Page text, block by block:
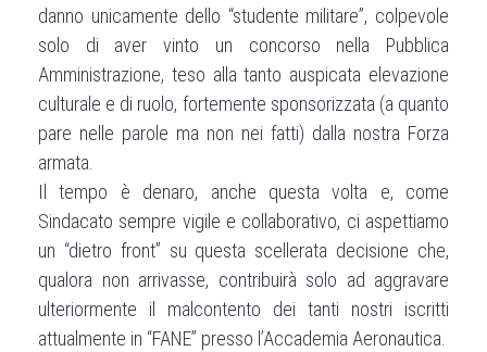
danno unicamente dello “studente militare”, colpevole
solo di aver vinto un concorso nella Pubblica
Amministrazione, teso alla tanto auspicata elevazione
culturale e di ruolo, fortemente sponsorizzata (a quanto
pare nelle parole ma non nei fatti) dalla nostra Forza
armata.
Il tempo è denaro, anche questa volta e, come
Sindacato sempre vigile e collaborativo, ci aspettiamo
un “dietro front” su questa scellerata decisione che,
qualora non arrivasse, contribuirà solo ad aggravare
ulteriormente il malcontento dei tanti nostri iscritti
attualmente in “FANE” presso l’Accademia Aeronautica.